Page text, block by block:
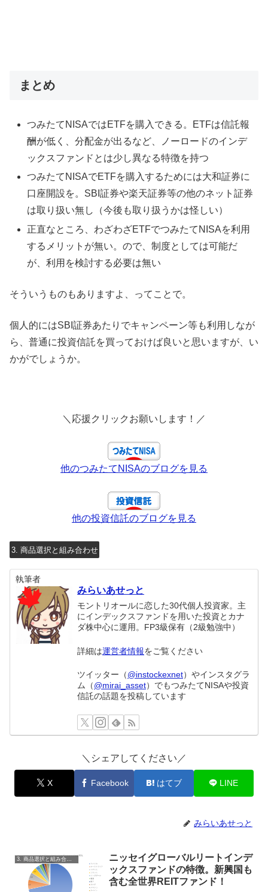
まとめ
つみたてNISAではETFを購入できる。ETFは信託報
酬が低く、分配金が出るなど、ノーロードのインデ
ックスファンドとは少し異なる特徴を持つ
つみたてNISAでETFを購入するためには大和証券に
口座開設を。SBI証券や楽天証券等の他のネット証券
は取り扱い無し（今後も取り扱うかは怪しい）
正直なところ、わざわざETFでつみたてNISAを利用
するメリットが無い。ので、制度としては可能だ
が、利用を検討する必要は無い
そういうものもありますよ、ってことで。
個人的にはSBI証券あたりでキャンペーン等も利用しなが
ら、普通に投資信託を買っておけば良いと思いますが、い
かがでしょうか。
＼応援クリックお願いします！／
他のつみたてNISAのブログを見る
他の投資信託のブログを見る
3. 商品選択と組み合わせ
執筆者
みらいあせっと
モントリオールに恋した30代個人投資家。主
にインデックスファンドを用いた投資とカナ
ダ株中心に運用。FP3級保有（2級勉強中）
詳細は運営者情報をご覧ください
ツイッター（@instockexnet）やインスタグラ
ム（@mirai_asset）でもつみたてNISAや投資
信託の話題を投稿しています
＼シェアしてください／
X Facebook はてブ LINE
みらいあせっと
3. 商品選択と組み合わせ
ニッセイグローバルリートインデ
ックスファンドの特徴。新興国も
含む全世界REITファンド！